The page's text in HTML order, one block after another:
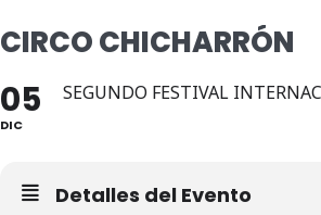
CIRCO CHICHARRÓN
05
DIC
SEGUNDO FESTIVAL
Detalles del Evento